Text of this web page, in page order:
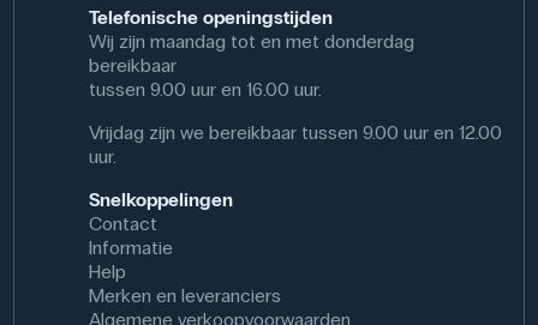
Telefonische openingstijden
Wij zijn maandag tot en met donderdag
bereikbaar
tussen 9.00 uur en 16.00 uur.
Vrijdag zijn we bereikbaar tussen 9.00 uur en 12.00
uur.
Snelkoppelingen
Contact
Informatie
Help
Merken en leveranciers
Algemene verkoopvoorwaarden